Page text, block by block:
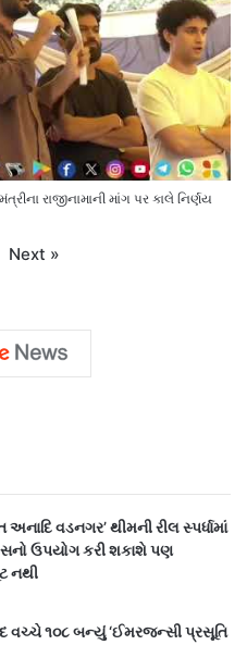
રાજીનામાની માંગ પર કાલે નિર્ણય
Next »
વડનગર’ થીમની રીલ સ્પર્ધામાં
ઉપયોગ કરી શકાશે પણ
નથી
વચ્ચે ૧૦૮ બન્યું ‘ઈમરજન્સી પ્રસૂતિ